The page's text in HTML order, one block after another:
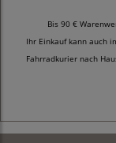
Bis 90 €
Ihr Einkauf kann auch
Fahrradkurier nach